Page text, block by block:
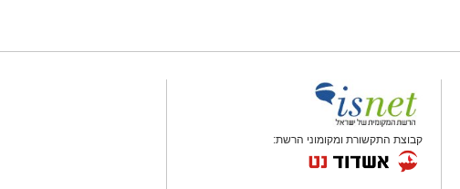
קבוצת התקשורת ומקומוני הרשת: